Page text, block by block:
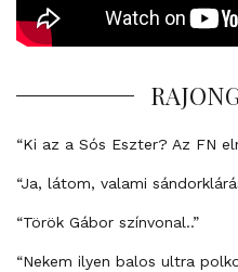
“Ki az a Sós Eszter? Az FN
“Ja, látom, valami
“Török Gábor színvonal..”
“Nekem ilyen balos ultra